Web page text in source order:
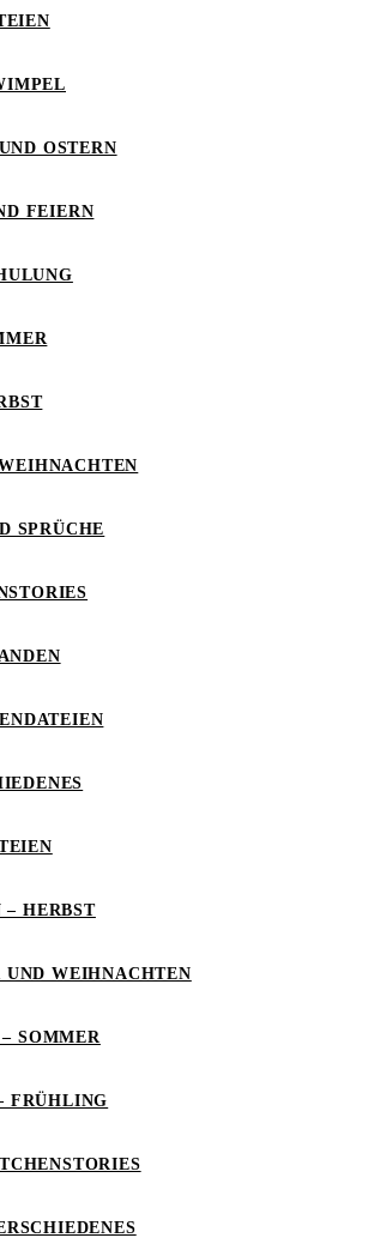
OSTERN
FEIERN
SPRÜCHE
– HERBST
WEIHNACHTEN
SOMMER
FRÜHLING